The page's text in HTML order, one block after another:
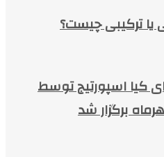
ترکیبی چیست؟
کیا اسپورتیج توسط
برگزار شد